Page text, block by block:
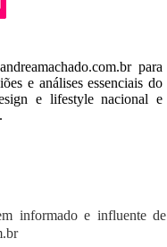
para
e análises essenciais do
e lifestyle nacional e
informado e influente de